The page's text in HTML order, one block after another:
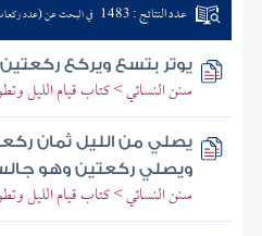
عدد النتائج : 1483 في البحث عن (عدد
يوتر بتسع ويركع
سنن النسائي > كتاب قيام الليل
يصلي من الليل ثمان
ويصلي ركعتين وهو
سنن النسائي > كتاب قيام الليل